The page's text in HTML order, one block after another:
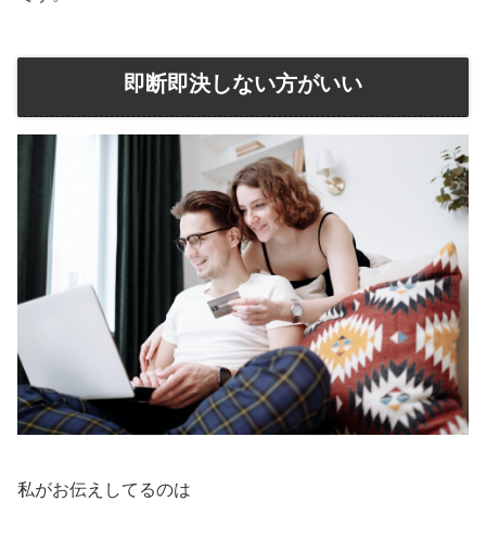
即断即決しない方がいい
私がお伝えしてるのは